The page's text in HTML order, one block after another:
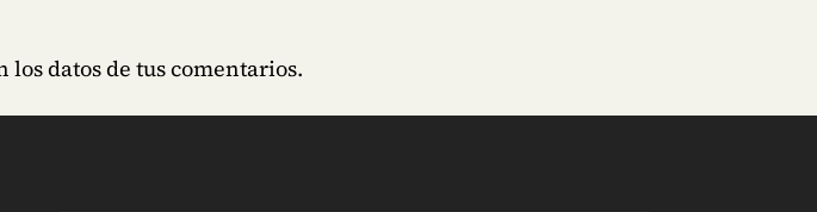
los datos de tus comentarios.